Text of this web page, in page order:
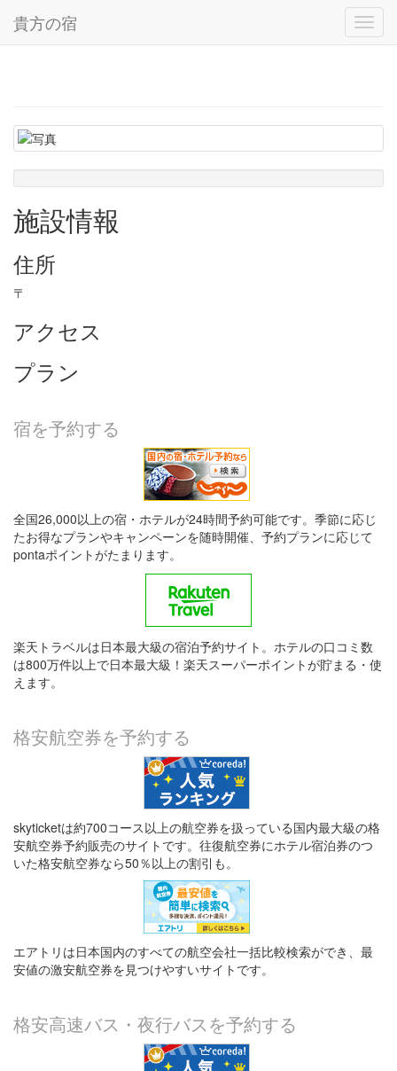
貴方の宿
施設情報
住所
〒
アクセス
プラン
宿を予約する
全国26,000以上の宿・ホテルが24時間予約可能です。季節に応じ
たお得なプランやキャンペーンを随時開催、予約プランに応じて
pontaポイントがたまります。
楽天トラベルは日本最大級の宿泊予約サイト。ホテルの口コミ数
は800万件以上で日本最大級！楽天スーパーポイントが貯まる・使
えます。
格安航空券を予約する
skyticketは約700コース以上の航空券を扱っている国内最大級の格
安航空券予約販売のサイトです。往復航空券にホテル宿泊券のつ
いた格安航空券なら50％以上の割引も。
エアトリは日本国内のすべての航空会社一括比較検索ができ、最
安値の激安航空券を見つけやすいサイトです。
格安高速バス・夜行バスを予約する